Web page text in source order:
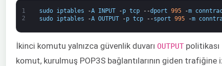
1
2
sudo iptables -A INPUT -p tcp --dport 995 -m
sudo
iptables -A OUTPUT -p tcp --sport 995 -m
İkinci komutu yalnızca güvenlik duvarı ​OUTPUT politikası
komut, kurulmuş POP3S bağlantılarının giden trafiğine